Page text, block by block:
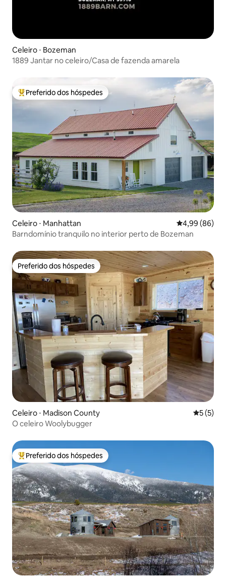
Celeiro ⋅ Bozeman
1889 Jantar no celeiro/Casa de fazenda amarela
Entre os melhores preferidos dos hóspedes
Preferido dos hóspedes
Celeiro ⋅ Manhattan 4,99 de uma
4,99 (86)
Barndomínio tranquilo no interior perto de Bozeman
Preferido dos hóspedes
Preferido dos hóspedes
Celeiro ⋅ Madison County 5 de
5 (5)
O celeiro Woolybugger
Entre os melhores preferidos dos hóspedes
Preferido dos hóspedes